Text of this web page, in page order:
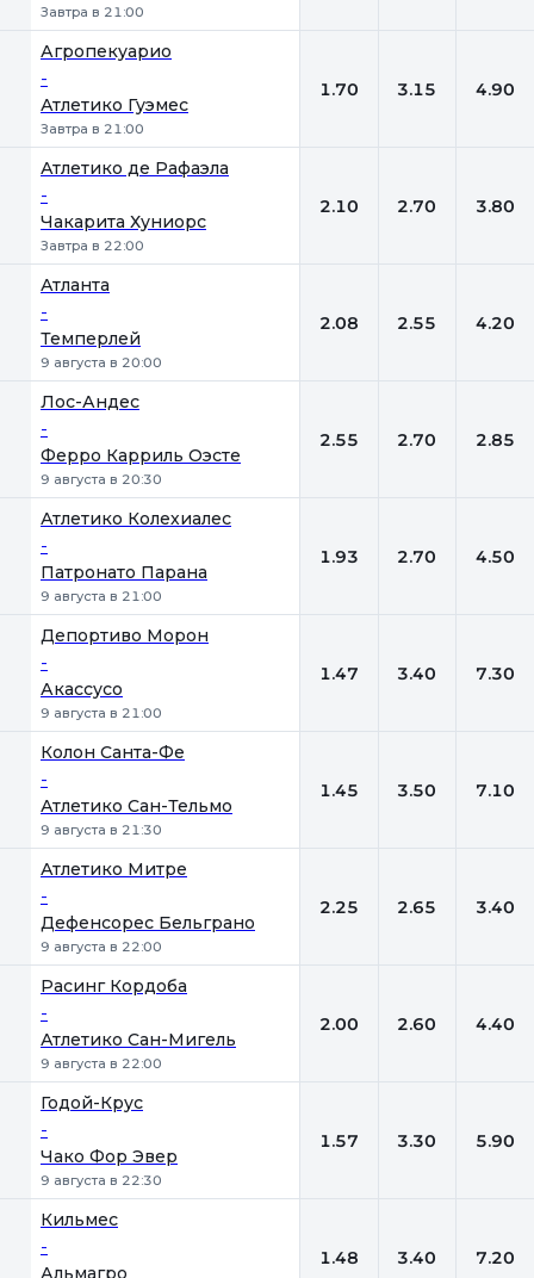
Завтра в 21:00
Агропекуарио
-
Атлетико Гуэмес
Завтра в 21:00
1.70 3.15 4.90
Атлетико де Рафаэла
-
Чакарита Хуниорс
Завтра в 22:00
2.10 2.70 3.80
Атланта
-
Темперлей
9 августа в 20:00
2.08 2.55 4.20
Лос-Андес
-
Ферро Карриль Оэсте
9 августа в 20:30
2.55 2.70 2.85
Атлетико Колехиалес
-
Патронато Парана
9 августа в 21:00
1.93 2.70 4.50
Депортиво Морон
-
Акассусо
9 августа в 21:00
1.47 3.40 7.30
Колон Санта-Фе
-
Атлетико Сан-Тельмо
9 августа в 21:30
1.45 3.50 7.10
Атлетико Митре
-
Дефенсорес Бельграно
9 августа в 22:00
2.25 2.65 3.40
Расинг Кордоба
-
Атлетико Сан-Мигель
9 августа в 22:00
2.00 2.60 4.40
Годой-Крус
-
Чако Фор Эвер
9 августа в 22:30
1.57 3.30 5.90
Кильмес
-
Альмагро
1.48 3.40 7.20